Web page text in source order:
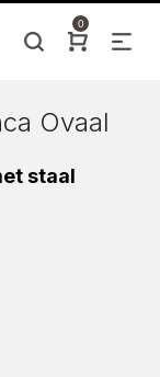
0
Ovaal